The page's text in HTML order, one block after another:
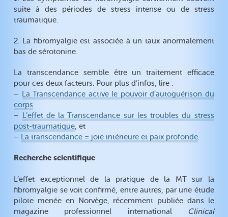
suite à des périodes de stress intense ou de stress
traumatique.
2. La fibromyalgie est associée à un taux anormalement
bas de sérotonine.
La transcendance semble être un traitement efficace
pour ces deux facteurs. Pour plus d’infos, lire :
– La Transcendance active le pouvoir d’autoguérison du
corps
– L’effet de la Transcendance sur les troubles du stress
post-traumatique, et
– La transcendance = joie intérieure et paix profonde.
Recherche scientifique
L’effet exceptionnel de la pratique de la MT sur la
fibromyalgie se voit confirmé, entre autres, par une étude
pilote menée en Norvège, récemment publiée dans le
magazine professionnel international
Clinical